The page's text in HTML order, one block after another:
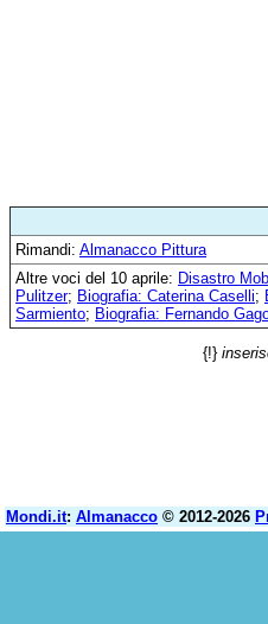
Rimandi: Almanacco Pittura
Altre voci del 10 aprile: Disastro
Pulitzer; Biografia: Caterina Caselli;
Sarmiento; Biografia: Fernando
{!}
Mondi.it: Almanacco © 2012-2026